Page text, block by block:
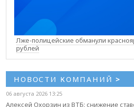
Лже-полицейские обманули
рублей
НОВОСТИ КОМПАНИЙ >
06 августа 2026 13:25
Алексей Охорзин из ВТБ: снижение